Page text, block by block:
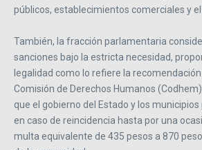
públicos, establecimientos comerciales y
También, la fracción parlamentaria
sanciones bajo la estricta necesidad,
legalidad como lo refiere la
Comisión de Derechos Humanos
que el gobierno del Estado y los
en caso de reincidencia hasta por una
multa equivalente de 435 pesos a 870